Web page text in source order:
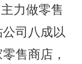
力做零售
司八成以
售商店，